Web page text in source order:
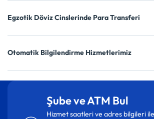
Egzotik Döviz Cinslerinde Para Transferi
Otomatik Bilgilendirme Hizmetlerimiz
Şube ve ATM Bul
Hizmet saatleri ve adres bilgileri ile